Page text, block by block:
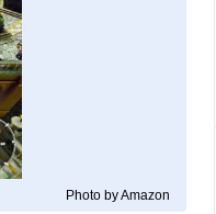
Photo by Amazon